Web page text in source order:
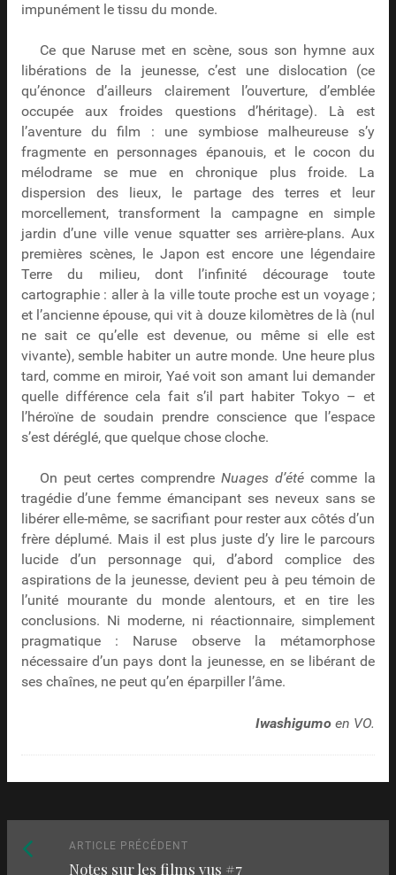
impunément le tissu du monde.
Ce que Naruse met en scène, sous son hymne aux
libérations de la jeunesse, c’est une dislocation (ce
qu’énonce d’ailleurs clairement l’ouverture, d’emblée
occupée aux froides questions d’héritage). Là est
l’aventure du film : une symbiose malheureuse s’y
fragmente en personnages épanouis, et le cocon du
mélodrame se mue en chronique plus froide. La
dispersion des lieux, le partage des terres et leur
morcellement, transforment la campagne en simple
jardin d’une ville venue squatter ses arrière-plans. Aux
premières scènes, le Japon est encore une légendaire
Terre du milieu, dont l’infinité décourage toute
cartographie : aller à la ville toute proche est un voyage ;
et l’ancienne épouse, qui vit à douze kilomètres de là (nul
ne sait ce qu’elle est devenue, ou même si elle est
vivante), semble habiter un autre monde. Une heure plus
tard, comme en miroir, Yaé voit son amant lui demander
quelle différence cela fait s’il part habiter Tokyo – et
l’héroïne de soudain prendre conscience que l’espace
s’est déréglé, que quelque chose cloche.
On peut certes comprendreNuages d’été comme la
tragédie d’une femme émancipant ses neveux sans se
libérer elle-même, se sacrifiant pour rester aux côtés d’un
frère déplumé. Mais il est plus juste d’y lire le parcours
lucide d’un personnage qui, d’abord complice des
aspirations de la jeunesse, devient peu à peu témoin de
l’unité mourante du monde alentours, et en tire les
conclusions. Ni moderne, ni réactionnaire, simplement
pragmatique : Naruse observe la métamorphose
nécessaire d’un pays dont la jeunesse, en se libérant de
ses chaînes, ne peut qu’en éparpiller l’âme.
Iwashigumo en VO.
Naviguez
ARTICLE PRÉCÉDENT
précédent
Notes sur les films vus #7